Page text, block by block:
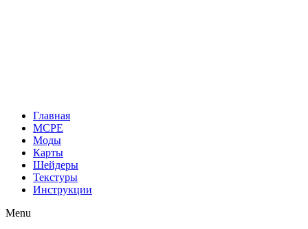
Главная
MCPE
Моды
Карты
Шейдеры
Текстуры
Инструкции
Menu